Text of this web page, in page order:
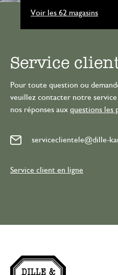
Voir les 62 magasins
Service
Pour toute question ou
veuillez contacter notre
nos réponses aux questions les
serviceclientele@dille-
Service client en ligne